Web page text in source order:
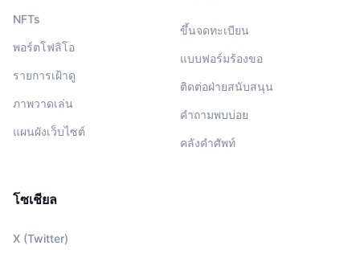
NFTs
พอร์ตโฟลิโอ
รายการเฝ้าดู
ภาพวาดเล่น
แผนผังเว็บไซต์
ขึ้นจดทะเบียน
แบบฟอร์มร้องขอ
ติดต่อฝ่ายสนับสนุน
คำถามพบบ่อย
คลังคำศัพท์
โซเชียล
X (Twitter)